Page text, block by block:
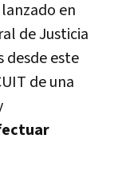
en
de Justicia
desde este
de una